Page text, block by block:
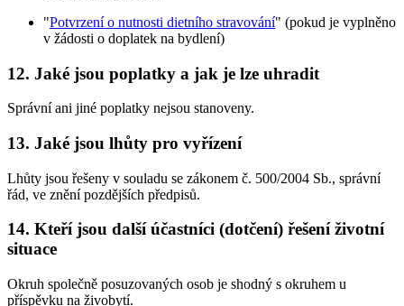
"Potvrzení o nutnosti dietního stravování" (pokud je vyplněno
v žádosti o doplatek na bydlení)
12. Jaké jsou poplatky a jak je lze uhradit
Správní ani jiné poplatky nejsou stanoveny.
13. Jaké jsou lhůty pro vyřízení
Lhůty jsou řešeny v souladu se zákonem č. 500/2004 Sb., správní
řád, ve znění pozdějších předpisů.
14. Kteří jsou další účastníci (dotčení) řešení životní
situace
Okruh společně posuzovaných osob je shodný s okruhem u
příspěvku na živobytí.